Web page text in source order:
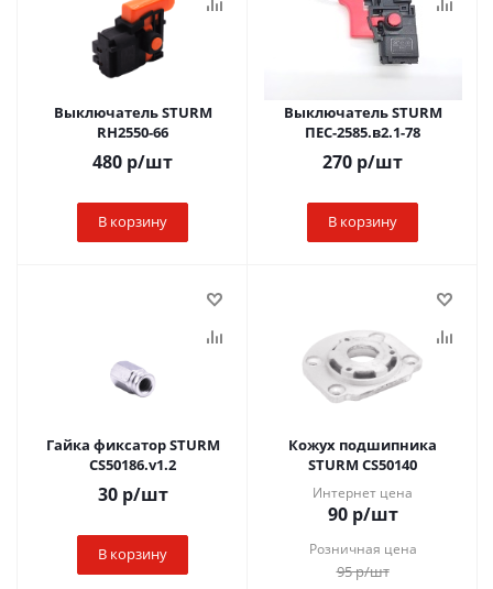
Выключатель STURM
RH2550-66
480 р/шт
В корзину
Выключатель STURM
ПЕС-2585.в2.1-78
270 р/шт
В корзину
Гайка фиксатор STURM
CS50186.v1.2
30р/шт
В корзину
Кожух подшипника
STURM CS50140
Интернет цена
90р/шт
Розничная цена
95р/шт